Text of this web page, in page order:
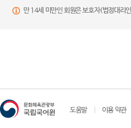
만 14세 미만인 회원은 보호자(법정대리
도움말 이용 약관